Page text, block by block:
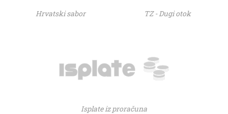
Hrvatski sabor TZ - Dugi otok
Isplate iz proračuna